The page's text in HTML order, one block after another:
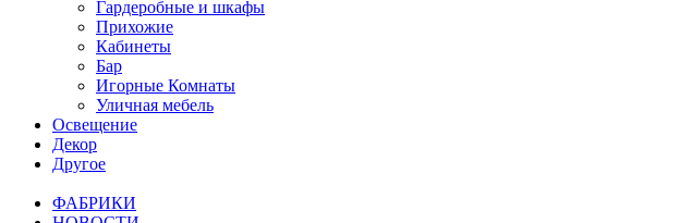
Гардеробные и шкафы
Прихожие
Кабинеты
Бар
Игорные Комнаты
Уличная мебель
Освещение
Декор
Другое
ФАБРИКИ